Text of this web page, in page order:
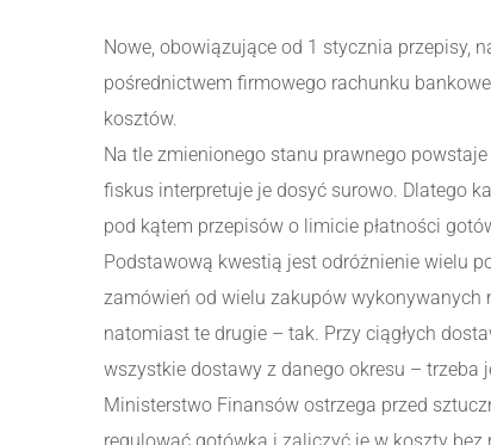
Nowe, obowiązujące od 1 stycznia przepisy,
pośrednictwem firmowego rachunku
kosztów.
Na tle zmienionego stanu prawnego
fiskus interpretuje je dosyć surowo. Dlatego
pod kątem przepisów o limicie płatności
Podstawową kwestią jest odróżnienie wielu
zamówień od wielu zakupów wykonywanych
natomiast te drugie – tak. Przy ciągłych
wszystkie dostawy z danego okresu – trzeba
Ministerstwo Finansów ostrzega przed